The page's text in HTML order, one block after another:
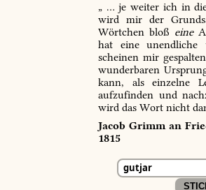
„ … je weiter ich in
wird mir der
Wörtchen bloß eine
hat eine unendliche
scheinen mir
wunderbaren
kann, als einzelne
aufzufinden und
wird das Wort nicht
Jacob Grimm an
1815